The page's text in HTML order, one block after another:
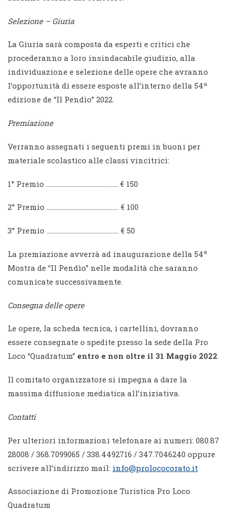
Selezione – Giuria
La Giuria sarà composta da esperti e critici che
procederanno a loro insindacabile giudizio, alla
individuazione e selezione delle opere che avranno
l’opportunità di essere esposte all’interno della 54a
edizione de “Il Pendìo” 2022.
Premiazione
Verranno assegnati i seguenti premi in buoni per
materiale scolastico alle classi vincitrici:
1° Premio ……………………………………….. € 150
2° Premio ……………………………………….. € 100
3° Premio ……………………………………….. € 50
La premiazione avverrà ad inaugurazione della 54a
Mostra de “Il Pendìo” nelle modalità che saranno
comunicate successivamente.
Consegna delle opere
Le opere, la scheda tecnica, i cartellini, dovranno
essere consegnate o spedite presso la sede della Pro
Loco “Quadratum” entro e non oltre il 31 Maggio 2022.
Il comitato organizzatore si impegna a dare la
massima diffusione mediatica all’iniziativa.
Contatti
Per ulteriori informazioni telefonare ai numeri: 080.87
28008 / 368.7099065 / 338.4492716 / 347.7046240 oppure
scrivere all’indirizzo mail: info@prolococorato.it
Associazione di Promozione Turistica Pro Loco
Quadratum